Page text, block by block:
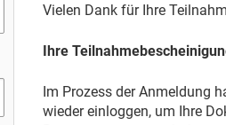
Vielen Dank für Ihre
Ihre
Im Prozess der Anmeldung
wieder einloggen, um Ihre